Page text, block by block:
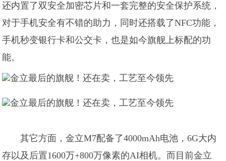
还内置了双安全加密芯片和一套完整的安全保护系统，
对于手机安全有不错的助力，同时还搭载了NFC功能，
手机秒变银行卡和公交卡，也是如今旗舰上标配的功
能。
其它方面，金立M7配备了4000mAh电池，6G大内
存以及后置1600万+800万像素的AI相机。而目前金立